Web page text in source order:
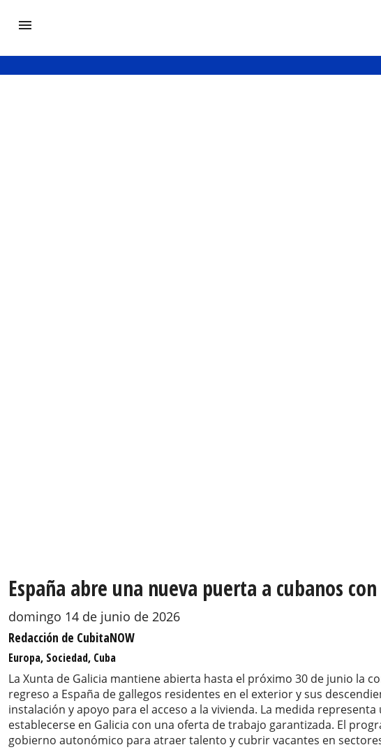
España abre una nueva puerta a cubanos
domingo 14 de junio de 2026
Redacción de CubitaNOW
Europa, Sociedad, Cuba
La Xunta de Galicia mantiene abierta hasta el próximo 30 de junio la
regreso a España de gallegos residentes en el exterior y sus
instalación y apoyo para el acceso a la vivienda. La medida
establecerse en Galicia con una oferta de trabajo garantizada. El
gobierno autonómico para atraer talento y cubrir vacantes en